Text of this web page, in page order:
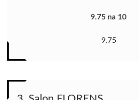
9.75 na 10
9.75